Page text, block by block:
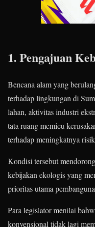
1. Pengajuan
Bencana alam yang
terhadap lingkungan di
lahan, aktivitas industri
tata ruang memicu
terhadap meningkatnya
Kondisi tersebut
kebijakan ekologis yang
prioritas utama
Para legislator menilai
konvensional tidak lagi